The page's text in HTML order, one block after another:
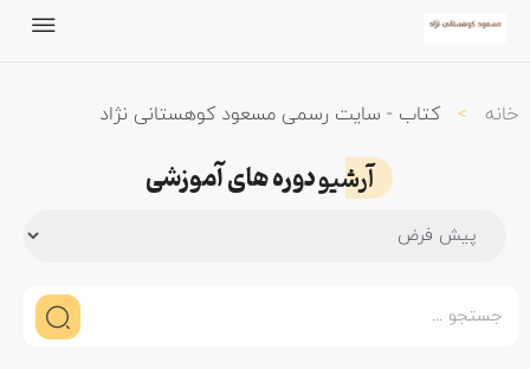
خانه > کتاب - سایت رسمی مسعود کوهستانی نژاد
آرشیودوره های آموزشی